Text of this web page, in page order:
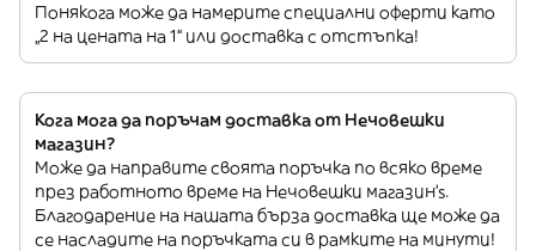
Понякога може да намерите специални оферти като
„2 на цената на 1“ или доставка с отстъпка!
Кога мога да поръчам доставка от Нечовешки
магазин?
Може да направите своята поръчка по всяко време
през работното време на Нечовешки магазин’s.
Благодарение на нашата бърза доставка ще може да
се насладите на поръчката си в рамките на минути!